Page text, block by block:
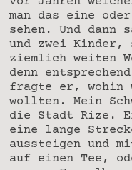
man das eine
sehen. Und dann
und zwei Kinder,
ziemlich weiten
denn
fragte er, wohin
wollten. Mein
die Stadt Rize.
eine lange
aussteigen und
auf einen Tee,